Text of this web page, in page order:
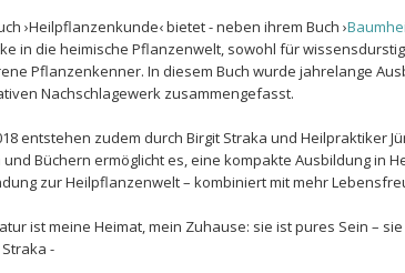
›Heilpflanzenkunde‹ bietet - neben ihrem Buch ›
in die heimische Pflanzenwelt, sowohl für
Pflanzenkenner. In diesem Buch wurde jahrelange
Nachschlagewerk zusammengefasst.
entstehen zudem durch Birgit Straka und Heilpraktiker
und Büchern ermöglicht es, eine kompakte Ausbildung
zur Heilpflanzenwelt – kombiniert mit mehr
ist meine Heimat, mein Zuhause: sie ist pures Sein –
-